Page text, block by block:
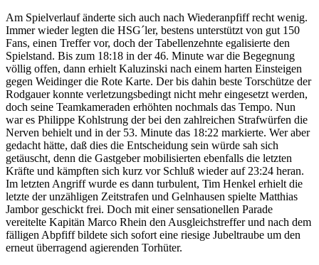
Am Spielverlauf änderte sich auch nach Wiederanpfiff recht wenig.
Immer wieder legten die HSG´ler, bestens unterstützt von gut 150
Fans, einen Treffer vor, doch der Tabellenzehnte egalisierte den
Spielstand. Bis zum 18:18 in der 46. Minute war die Begegnung
völlig offen, dann erhielt Kaluzinski nach einem harten Einsteigen
gegen Weidinger die Rote Karte. Der bis dahin beste Torschütze der
Rodgauer konnte verletzungsbedingt nicht mehr eingesetzt werden,
doch seine Teamkameraden erhöhten nochmals das Tempo. Nun
war es Philippe Kohlstrung der bei den zahlreichen Strafwürfen die
Nerven behielt und in der 53. Minute das 18:22 markierte. Wer aber
gedacht hätte, daß dies die Entscheidung sein würde sah sich
getäuscht, denn die Gastgeber mobilisierten ebenfalls die letzten
Kräfte und kämpften sich kurz vor Schluß wieder auf 23:24 heran.
Im letzten Angriff wurde es dann turbulent, Tim Henkel erhielt die
letzte der unzähligen Zeitstrafen und Gelnhausen spielte Matthias
Jambor geschickt frei. Doch mit einer sensationellen Parade
vereitelte Kapitän Marco Rhein den Ausgleichstreffer und nach dem
fälligen Abpfiff bildete sich sofort eine riesige Jubeltraube um den
erneut überragend agierenden Torhüter.